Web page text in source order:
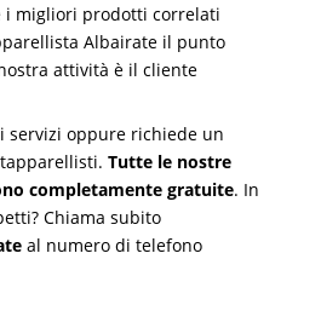
migliori prodotti correlati
Albairate il punto
attività è il cliente
servizi oppure richiede un
Tutte le nostre
completamente gratuite. In
Chiama subito
al numero di telefono